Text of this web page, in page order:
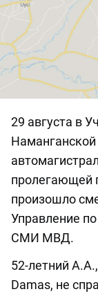
29 августа в
Наманганской
пролегающей
произошло
Управление
СМИ МВД.
52-летний
Damas, не